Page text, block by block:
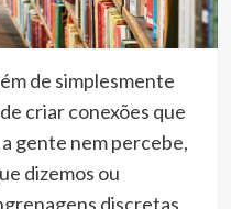
de simplesmente
criar conexões que
gente nem percebe,
dizemos ou
discretas